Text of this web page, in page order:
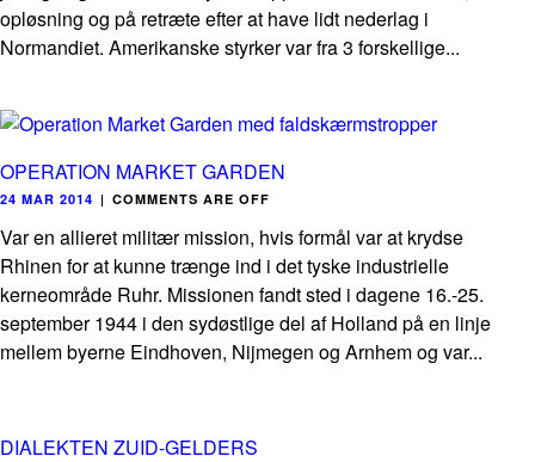
opløsning og på retræte efter at have lidt nederlag i
Normandiet. Amerikanske styrker var fra 3 forskellige...
OPERATION MARKET GARDEN
24 MAR 2014 | COMMENTS ARE OFF
Var en allieret militær mission, hvis formål var at krydse
Rhinen for at kunne trænge ind i det tyske industrielle
kerneområde Ruhr. Missionen fandt sted i dagene 16.-25.
september 1944 i den sydøstlige del af Holland på en linje
mellem byerne Eindhoven, Nijmegen og Arnhem og var...
DIALEKTEN ZUID-GELDERS